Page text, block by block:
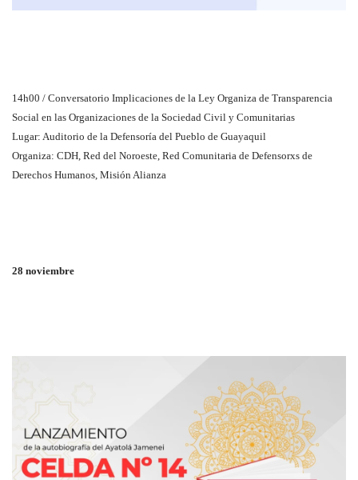
14h00 / Conversatorio Implicaciones de la Ley Organiza de Transparencia
Social en las Organizaciones de la Sociedad Civil y Comunitarias
Lugar: Auditorio de la Defensoría del Pueblo de Guayaquil
Organiza: CDH, Red del Noroeste, Red Comunitaria de Defensorxs de
Derechos Humanos, Misión Alianza
28 noviembre